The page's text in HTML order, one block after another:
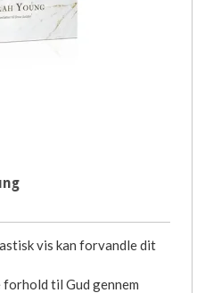
vis kan forvandle dit
til Gud gennem